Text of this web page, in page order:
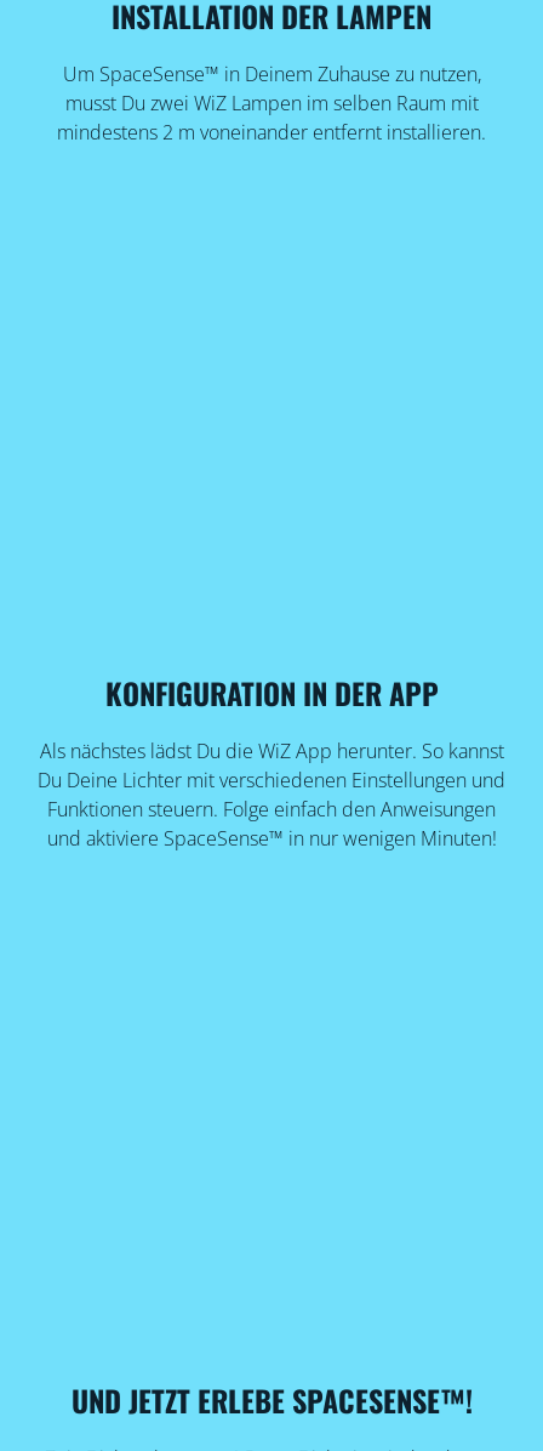
INSTALLATION DER LAMPEN
Um SpaceSense™ in Deinem Zuhause zu nutzen,
musst Du zwei WiZ Lampen im selben Raum mit
mindestens 2 m voneinander entfernt installieren.
KONFIGURATION IN DER APP
Als nächstes lädst Du die WiZ App herunter. So kannst
Du Deine Lichter mit verschiedenen Einstellungen und
Funktionen steuern. Folge einfach den Anweisungen
und aktiviere SpaceSense™ in nur wenigen Minuten!
UND JETZT ERLEBE SPACESENSE™!